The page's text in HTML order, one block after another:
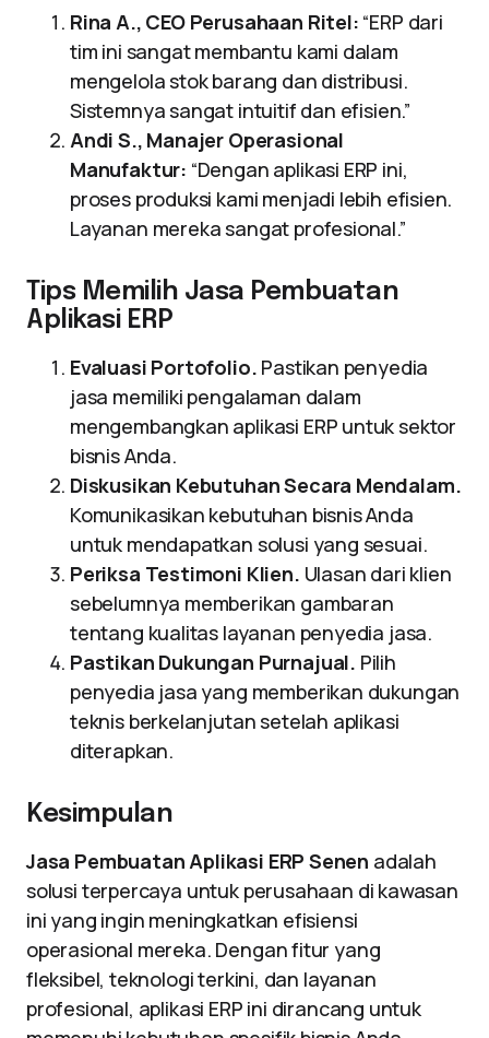
Rina A., CEO Perusahaan Ritel: “ERP dari
tim ini sangat membantu kami dalam
mengelola stok barang dan distribusi.
Sistemnya sangat intuitif dan efisien.”
Andi S., Manajer Operasional
Manufaktur: “Dengan aplikasi ERP ini,
proses produksi kami menjadi lebih efisien.
Layanan mereka sangat profesional.”
Tips Memilih Jasa Pembuatan
Aplikasi ERP
Evaluasi Portofolio. Pastikan penyedia
jasa memiliki pengalaman dalam
mengembangkan aplikasi ERP untuk sektor
bisnis Anda.
Diskusikan Kebutuhan Secara Mendalam.
Komunikasikan kebutuhan bisnis Anda
untuk mendapatkan solusi yang sesuai.
Periksa Testimoni Klien. Ulasan dari klien
sebelumnya memberikan gambaran
tentang kualitas layanan penyedia jasa.
Pastikan Dukungan Purnajual. Pilih
penyedia jasa yang memberikan dukungan
teknis berkelanjutan setelah aplikasi
diterapkan.
Kesimpulan
Jasa Pembuatan Aplikasi ERP Senen adalah
solusi terpercaya untuk perusahaan di kawasan
ini yang ingin meningkatkan efisiensi
operasional mereka. Dengan fitur yang
fleksibel, teknologi terkini, dan layanan
profesional, aplikasi ERP ini dirancang untuk